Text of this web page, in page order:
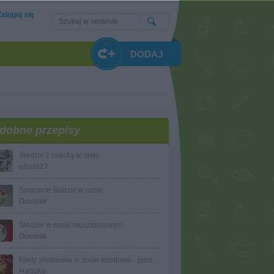
się
DODAJ
przepisy
Śledzie z cebulą w oleju
olusia23
Smażone śledzie w occie
Duusiak
Śledzie w sosie musztardowym
Duusiak
Halszka